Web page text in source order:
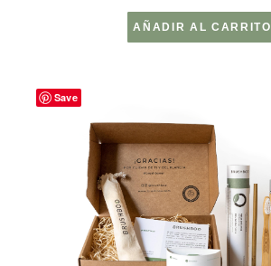
AÑADIR AL CARRITO
Save